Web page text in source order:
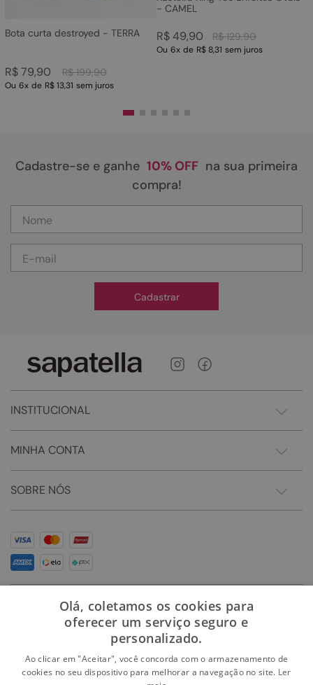
Bota curta destroyed - TERRA
R$ 199,90
R$79,90
Ou 6x de R$ 13,31 sem juros
- CAMEL
R$ 129,90
R$49,90
Ou 6x de R$ 8,31 sem juros
Cadastre-se e ganhe 10% OFF na sua primeira
compra!
Cadastrar
INSTITUCIONAL
MINHA CONTA
SOBRE NÓS
Olá, coletamos os cookies para
oferecer um serviço seguro e
personalizado.
Ao clicar em "Aceitar", você concorda com o armazenamento de
cookies no seu dispositivo para melhorar a navegação no site. Ler